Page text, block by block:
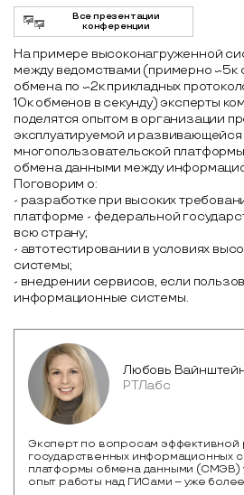
Все презентации
конференции
На примере высоконагруженной
между ведомствами (примерно ~5к
обмена по ~2к прикладных
10к обменов в секунду) эксперты
поделятся опытом в организации
эксплуатируемой и развивающейся
многопользовательской
обмена данными между
Поговорим о:
- разработке при высоких
платформе - федеральной
всю страну;
- автотестировании в условиях
системы;
- внедрении сервисов, если
информационные системы.
Любовь
РТЛабс
Эксперт по вопросам эффективной
государственных информационных
платформы обмена данными (СМЭВ)
опыт работы над ГИСами – уже более